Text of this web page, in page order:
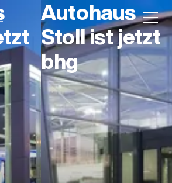
Autohaus
Stoll ist jetzt
bhg